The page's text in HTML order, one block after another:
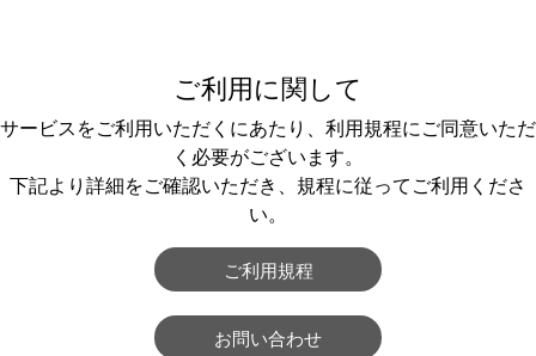
ご利用に関して
サービスをご利用いただくにあたり、利用規程にご同意いただ
く必要がございます。
下記より詳細をご確認いただき、規程に従ってご利用くださ
い。
ご利用規程
お問い合わせ